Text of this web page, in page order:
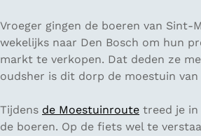
Vroeger gingen de boeren van Sint-
wekelijks naar Den Bosch om hun
markt te verkopen. Dat deden ze
oudsher is dit dorp de moestuin van
Tijdens de Moestuinroute treed je in
de boeren. Op de fiets wel te